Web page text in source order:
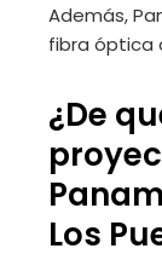
Además,
fibra óptica
¿De
Los